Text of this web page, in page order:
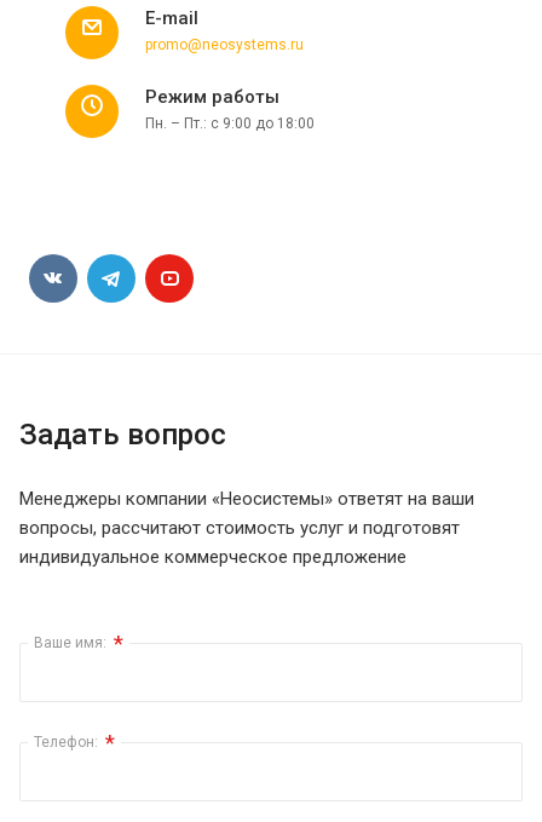
E-mail
promo@neosystems.ru
Режим работы
Пн. – Пт.: с 9:00 до 18:00
Задать вопрос
Менеджеры компании «Неосистемы» ответят на ваши
вопросы, рассчитают стоимость услуг и подготовят
индивидуальное коммерческое предложение
Ваше имя: *
Телефон: *